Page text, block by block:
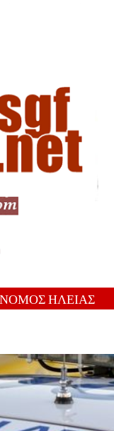
ΝΟΜΟΣ ΗΛΕΙΑΣ